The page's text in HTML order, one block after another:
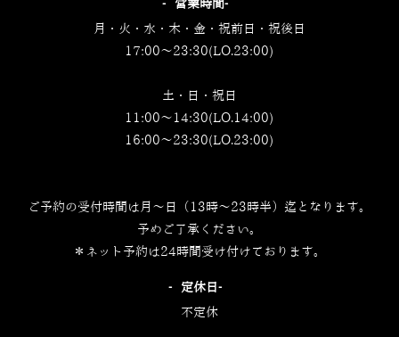
‐営業時間‐
月・火・水・木・金・祝前日・祝後日
17:00～23:30(LO.23:00)
土・日・祝日
11:00～14:30(LO.14:00)
16:00～23:30(LO.23:00)
ご予約の受付時間は月～日（13時～23時半）迄となります。
予めご了承ください。
＊ネット予約は24時間受け付けております。
‐定休日‐
不定休